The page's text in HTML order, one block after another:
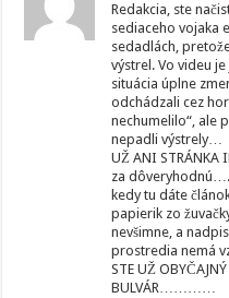
Redakcia, ste
sediaceho vojaka
sedadlách,
výstrel. Vo videu
situácia úplne
odchádzali cez
nechumelilo“, ale
nepadli výstrely…
UŽ ANI STRÁNKA
za
kedy tu dáte
papierik zo
nevšimne, a
prostredia nemá
STE UŽ
BULVÁR…………